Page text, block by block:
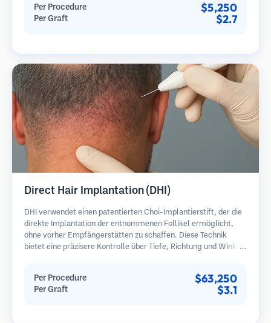
im Vergleich zu Streifenentnahmemethoden.
Per Procedure $5,250
Per Graft $2.7
Direct Hair Implantation (DHI)
DHI verwendet einen patentierten Choi-Implantierstift, der die
direkte Implantation der entnommenen Follikel ermöglicht,
ohne vorher Empfängerstätten zu schaffen. Diese Technik
bietet eine präzisere Kontrolle über Tiefe, Richtung und Winkel
Per Procedure $63,250
Per Graft $3.1